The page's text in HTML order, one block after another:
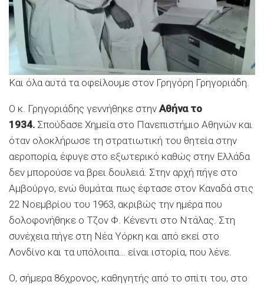
Και όλα αυτά τα οφείλουμε στον Γρηγόρη Γρηγοριάδη.
Ο κ. Γρηγοριάδης γεννήθηκε στην Αθήνα το
1934. Σπούδασε Χημεία στο Πανεπιστήμιο Αθηνών και
όταν ολοκλήρωσε τη στρατιωτική του θητεία στην
αεροπορία, έφυγε στο εξωτερικό καθώς στην Ελλάδα
δεν μπορούσε να βρει δουλειά. Στην αρχή πήγε στο
Αμβούργο, ενώ θυμάται πως έφτασε στον Καναδά στις
22 Νοεμβρίου του 1963, ακριβώς την ημέρα που
δολοφονήθηκε ο Τζον Φ. Κένεντι στο Ντάλας. Στη
συνέχεια πήγε στη Νέα Υόρκη και από εκεί στο
Λονδίνο και τα υπόλοιπα… είναι ιστορία, που λένε.
Ο, σήμερα 86χρονος, καθηγητής από το σπίτι του, στο